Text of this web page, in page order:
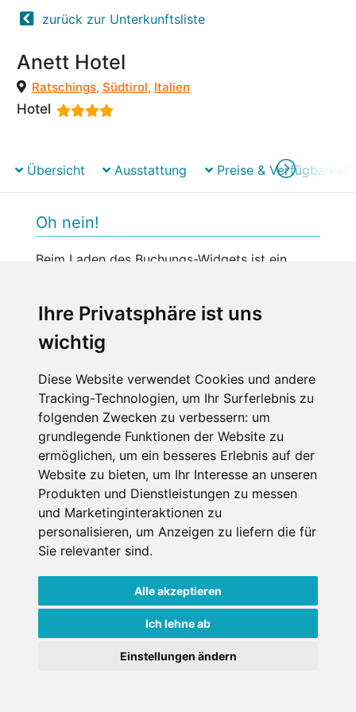
Ihre Privatsphäre ist uns
wichtig
Diese Website verwendet Cookies und andere
Tracking-Technologien, um Ihr Surferlebnis zu
folgenden Zwecken zu verbessern: um
grundlegende Funktionen der Website zu
ermöglichen, um ein besseres Erlebnis auf der
Website zu bieten, um Ihr Interesse an unseren
Produkten und Dienstleistungen zu messen
und Marketinginteraktionen zu
personalisieren, um Anzeigen zu liefern die für
Sie relevanter sind.
Alle akzeptieren
Ich lehne ab
Einstellungen ändern
zurück zur Unterkunftsliste
Anett Hotel
Ratschings, Südtirol, Italien
Hotel
Übersicht Ausstattung Preise & Verfügbarkeit
Oh nein!
Beim Laden des Buchungs-Widgets ist ein
Datenschutzbedingungen
Nutzungsbedingungen Impressum Kontakt
Copyright © Schneemenschen GmbH 2026